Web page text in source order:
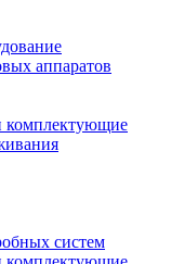
аппаратов
комплектующие
систем